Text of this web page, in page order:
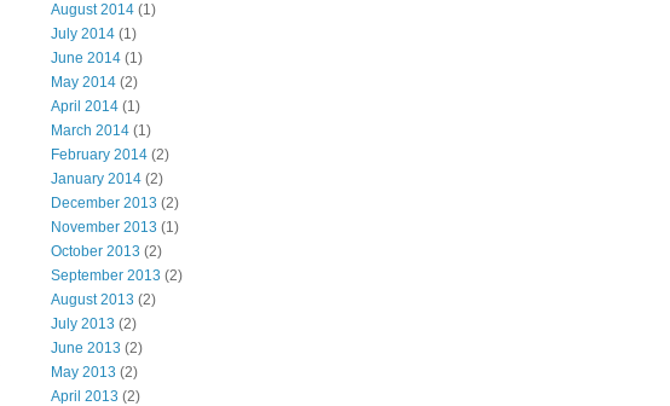
August 2014 (1)
July 2014 (1)
June 2014 (1)
May 2014 (2)
April 2014 (1)
March 2014 (1)
February 2014 (2)
January 2014 (2)
December 2013 (2)
November 2013 (1)
October 2013 (2)
September 2013 (2)
August 2013 (2)
July 2013 (2)
June 2013 (2)
May 2013 (2)
April 2013 (2)